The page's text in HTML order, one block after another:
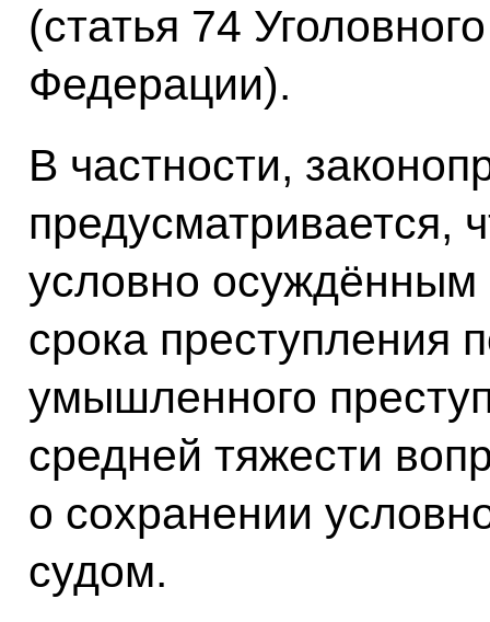
(статья 74
Федерации).
В частности,
предусматривается,
условно осуждённым
срока преступления
умышленного
средней тяжести
о сохранении
судом.